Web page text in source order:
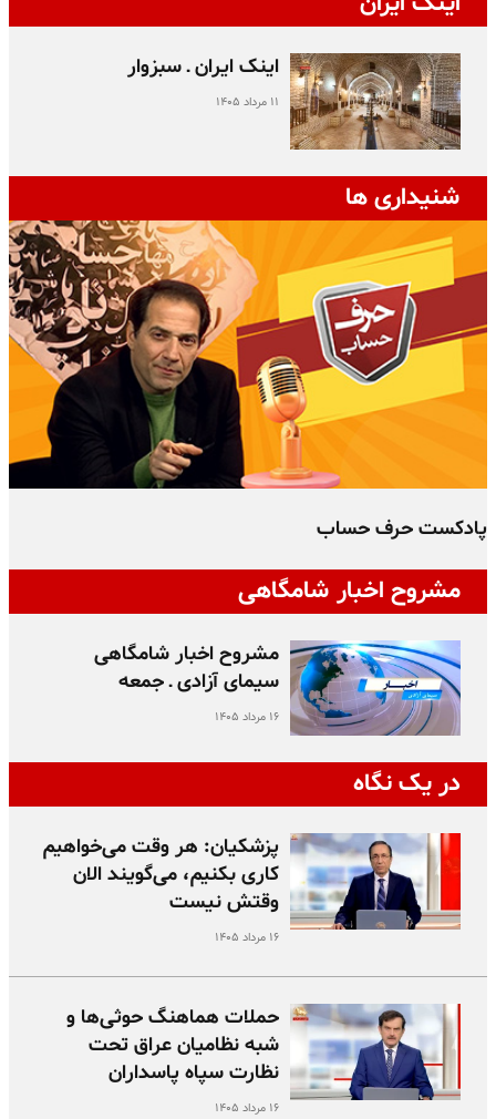
اینک ایران ـ سبزوار
۱۱ مرداد ۱۴۰۵
شنیداری ها
پادکست حرف حساب
مشروح اخبار شامگاهی
مشروح اخبار شامگاهی
سیمای آزادی ـ جمعه
۱۶ مرداد ۱۴۰۵
در یک نگاه
پزشکیان: هر وقت می‌خواهیم
کاری بکنیم، می‌گویند الان
وقتش نیست
۱۶ مرداد ۱۴۰۵
حملات هماهنگ حوثی‌ها و
شبه نظامیان عراق تحت
نظارت سپاه پاسداران
۱۶ مرداد ۱۴۰۵